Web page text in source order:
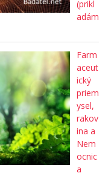
(prikl
adám
Farm
aceut
ický
priem
ysel,
rakov
ina a
Nem
ocnic
a